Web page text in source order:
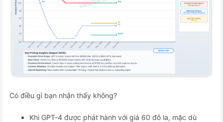
Có điều gì bạn nhận thấy không?
Khi GPT-4 được phát hành với giá 60 đô la, mặc dù